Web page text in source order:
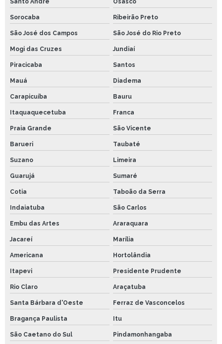
Sorocaba Ribeirão Preto
São José dos Campos São José do Rio Preto
Mogi das Cruzes Jundiaí
Piracicaba Santos
Mauá Diadema
Carapicuíba Bauru
Itaquaquecetuba Franca
Praia Grande São Vicente
Barueri Taubaté
Suzano Limeira
Guarujá Sumaré
Cotia Taboão da Serra
Indaiatuba São Carlos
Embu das Artes Araraquara
Jacareí Marília
Americana Hortolândia
Itapevi Presidente Prudente
Rio Claro Araçatuba
Santa Bárbara d'Oeste Ferraz de Vasconcelos
Bragança Paulista Itu
São Caetano do Sul Pindamonhangaba